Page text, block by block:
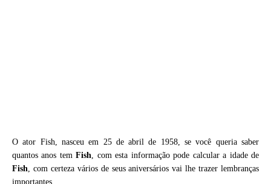
O ator Fish, nasceu em 25 de abril de 1958, se você queria saber
quantos anos temFish, com esta informação pode calcular a idade de
Fish, com certeza vários de seus aniversários vai lhe trazer lembranças
importantes